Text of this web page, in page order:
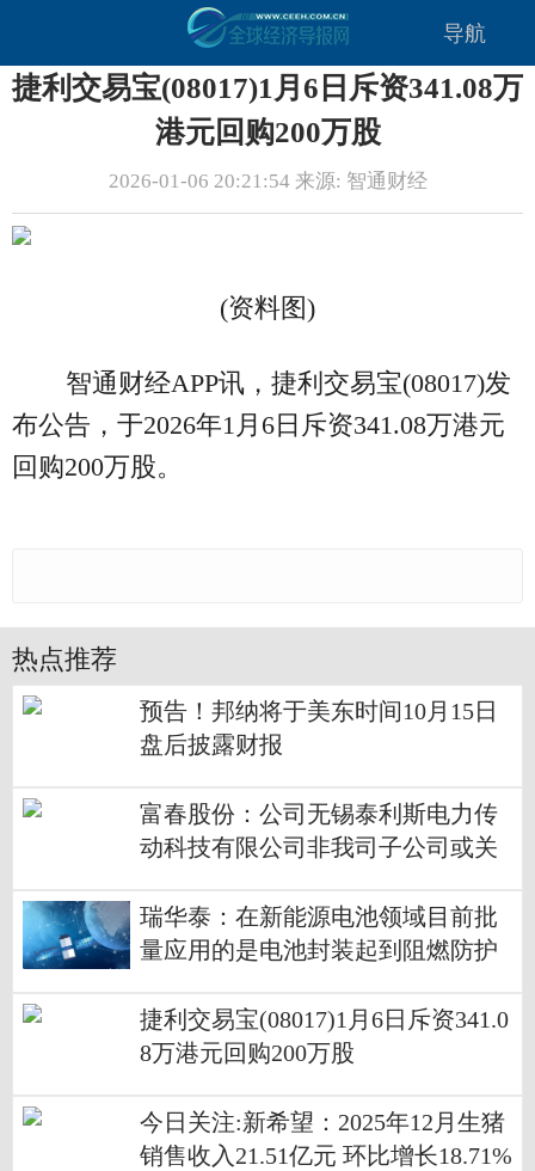
导航
捷利交易宝(08017)1月6日斥资341.08万
港元回购200万股
2026-01-06 20:21:54 来源: 智通财经
(资料图)
智通财经APP讯，捷利交易宝(08017)发
布公告，于2026年1月6日斥资341.08万港元
回购200万股。
热点推荐
预告！邦纳将于美东时间10月15日
盘后披露财报
富春股份：公司无锡泰利斯电力传
动科技有限公司非我司子公司或关
瑞华泰：在新能源电池领域目前批
量应用的是电池封装起到阻燃防护
捷利交易宝(08017)1月6日斥资341.0
8万港元回购200万股
今日关注:新希望：2025年12月生猪
销售收入21.51亿元 环比增长18.71%